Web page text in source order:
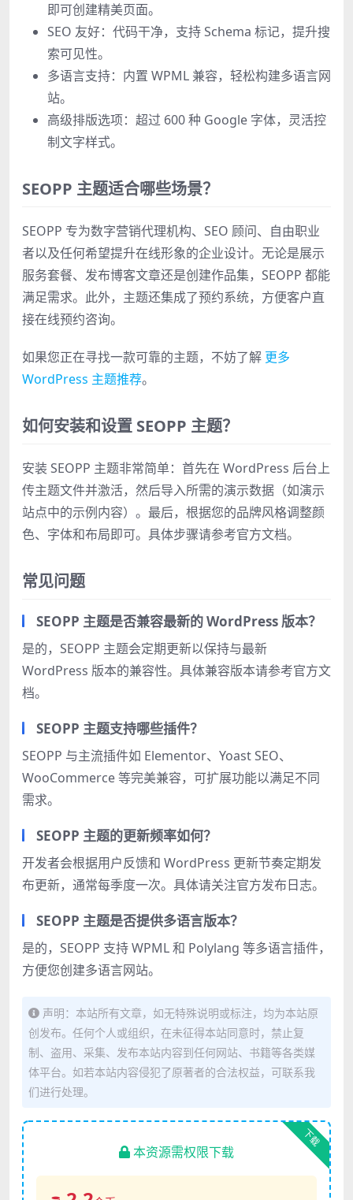
即可创建精美页面。
SEO 友好：代码干净，支持 Schema 标记，提升搜
索可见性。
多语言支持：内置 WPML 兼容，轻松构建多语言网
站。
高级排版选项：超过 600 种 Google 字体，灵活控
制文字样式。
SEOPP 主题适合哪些场景？
SEOPP 专为数字营销代理机构、SEO 顾问、自由职业
者以及任何希望提升在线形象的企业设计。无论是展示
服务套餐、发布博客文章还是创建作品集，SEOPP 都能
满足需求。此外，主题还集成了预约系统，方便客户直
接在线预约咨询。
如果您正在寻找一款可靠的主题，不妨了解 更多
WordPress 主题推荐。
如何安装和设置 SEOPP 主题？
安装 SEOPP 主题非常简单：首先在 WordPress 后台上
传主题文件并激活，然后导入所需的演示数据（如演示
站点中的示例内容）。最后，根据您的品牌风格调整颜
色、字体和布局即可。具体步骤请参考官方文档。
常见问题
SEOPP 主题是否兼容最新的 WordPress 版本？
是的，SEOPP 主题会定期更新以保持与最新
WordPress 版本的兼容性。具体兼容版本请参考官方文
档。
SEOPP 主题支持哪些插件？
SEOPP 与主流插件如 Elementor、Yoast SEO、
WooCommerce 等完美兼容，可扩展功能以满足不同
需求。
SEOPP 主题的更新频率如何？
开发者会根据用户反馈和 WordPress 更新节奏定期发
布更新，通常每季度一次。具体请关注官方发布日志。
SEOPP 主题是否提供多语言版本？
是的，SEOPP 支持 WPML 和 Polylang 等多语言插件，
方便您创建多语言网站。
声明：本站所有文章，如无特殊说明或标注，均为本站原
创发布。任何个人或组织，在未征得本站同意时，禁止复
制、盗用、采集、发布本站内容到任何网站、书籍等各类媒
体平台。如若本站内容侵犯了原著者的合法权益，可联系我
们进行处理。
下载
本资源需权限下载